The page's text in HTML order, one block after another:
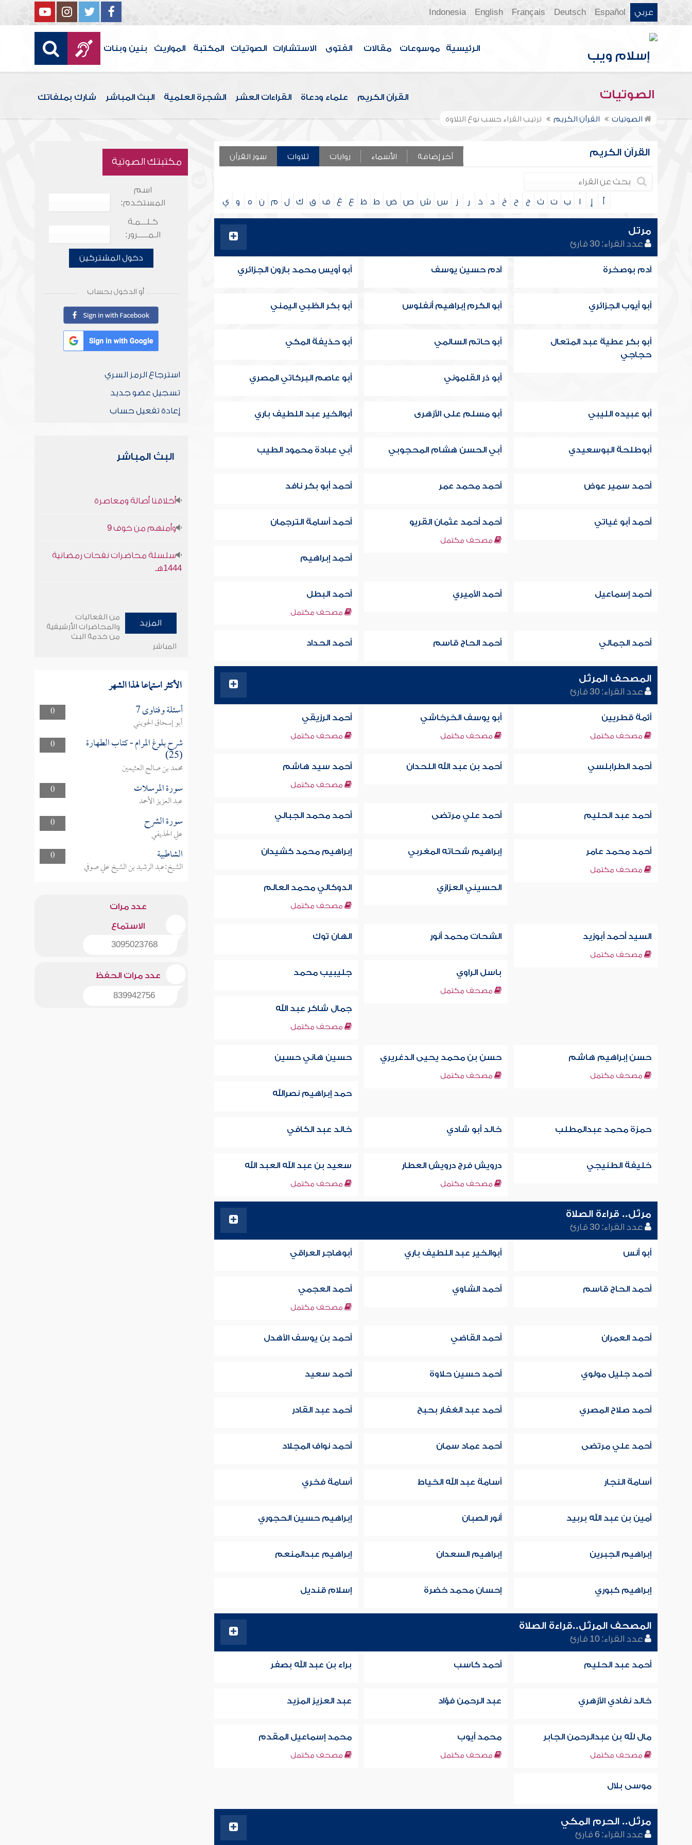
عربي Español
Deutsch
Français
English
Indonesia
الرئيسية موسوعات مقالات الفتوى الاستشارات الصوتيات المكتبة المواريث بنين وبنات
الصوتيات القرآن الكريم علماء ودعاة القراءات العشر الشجرة العلمية البث المباشر شارك بملفاتك
الصوتيات القرآن الكريم ترتيب القراء حسب نوع التلاوة
القرآن الكريم آخر إضافة الأسماء روايات تلاوات سور القرآن
أ إ ا ب ت ث ج ح خ د ذ ر ز س ش ص ض ط ظ ع غ ف ق ك ل م ن ه و ي
مرتل
عدد القراء: 30 قارئ
آدم بوصخرة آدم حسين يوسف أبو أويس محمد بازون الجزائري
أبو أيوب الجزائري أبو الكرم إبراهيم أنفلوس أبو بكر الظبي اليمني
أبو بكر عطية عبد المتعال
حجاجي
أبو حاتم السالمي أبو حذيفة المكي
أبو ذر القلموني أبو عاصم البركاتي المصري
أبو عبيده الليبي أبو مسلم على الأزهرى أبوالخير عبد اللطيف باري
أبوطلحة البوسعيدي أبي الحسن هشام المحجوبي أبي عبادة محمود الطيب
أحمد سمير عوض أحمد محمد عمر أحمد أبو بكر نافد
أحمد أبو غياتي أحمد أحمد عثمان القريو
مصحف مكتمل
أحمد أسامة الترجمان
أحمد إبراهيم
أحمد إسماعيل أحمد الأميري أحمد البطل
مصحف مكتمل
أحمد الجمالي أحمد الحاج قاسم أحمد الحداد
المصحف المرتّل
عدد القراء: 30 قارئ
أئمة قطريين
مصحف مكتمل
أبو يوسف الخرخاشي
مصحف مكتمل
أحمد الرزيقي
مصحف مكتمل
أحمد الطرابلسي أحمد بن عبد الله اللحدان‏ أحمد سيد هاشم
مصحف مكتمل
أحمد عبد الحليم أحمد علي مرتضى أحمد محمد الجبالي
أحمد محمد عامر
مصحف مكتمل
إبراهيم شحاته المغربي إبراهيم محمد كشيدان
الحسيني العزازي الدوكالي محمد العالم
مصحف مكتمل
السيد أحمد أبوزيد
مصحف مكتمل
الشحات محمد أنور الهان توك
باسل الراوي
مصحف مكتمل
جليبيب محمد
جمال شاكر عبد الله
مصحف مكتمل
حسن إبراهيم هاشم
مصحف مكتمل
حسن بن محمد يحيى الدغريري
مصحف مكتمل
حسين هاني حسين
حمد إبراهيم نصرالله
حمزة محمد عبدالمطلب خالد أبو شادي خالد عبد الكافي
خليفة الطنيجي درويش فرج درويش العطار
مصحف مكتمل
سعيد بن عبد الله العبد الله
مصحف مكتمل
مرتّل.. قراءة الصلاة
عدد القراء: 30 قارئ
أبو أنس أبوالخير عبد اللطيف باري أبوهاجر العراقي
أحمد الحاج قاسم أحمد الشاوي أحمد العجمي
مصحف مكتمل
أحمد العمران أحمد القاضي أحمد بن يوسف الأهدل
أحمد جليل مولوي أحمد حسين حلاوة أحمد سعيد
أحمد صلاح المصري أحمد عبد الغفار بحبح أحمد عبد القادر
أحمد علي مرتضى أحمد عماد سمان أحمد نواف المجلاد
أسامة النجار أسامة عبد الله الخياط أسامة فخري
أمين بن عبد الله بربيد أنور الصبان إبراهيم حسين الحجوري
إبراهيم الجبرين إبراهيم السعدان إبراهيم عبدالمنعم
إبراهيم كبوري إحسان محمد خضرة إسلام قنديل
المصحف المرتّل..قراءة الصلاة
عدد القراء: 10 قارئ
أحمد عبد الحليم أحمد كاسب براء بن عبد الله بصفر
خالد نفادي الأزهري عبد الرحمن فؤاد عبد العزيز المزيد
مال لله بن عبدالرحمن الجابر
مصحف مكتمل
محمد أيوب
مصحف مكتمل
محمد إسماعيل المقدم
مصحف مكتمل
موسى بلال
مرتّل.. الحرم المكي
عدد القراء: 6 قارئ
مكتبتك الصوتية
اسم
المستخدم:
كـلـــمـة
الـمـــــرور:
دخول المشتركين
أو الدخول بحساب
استرجاع الرمز السري
تسجيل عضو جديد
إعادة تفعيل حساب
البث المباشر
أخلاقنا أصالة ومعاصرة
وأمنهم من خوف 9
سلسلة محاضرات نفحات رمضانية
1444هـ
المزيد
من الفعاليات
والمحاضرات الأرشيفية
من خدمة البث
المباشر
الأكثر استماعا لهذا الشهر
0 أسئلة وفتاوى 7
أبو إسحاق الحويني
0
شرح بلوغ المرام - كتاب الطهارة
(25)
محمد بن صالح العثيمين
0
سورة المرسلات
عبد العزيز الأحمد
0
سورة الشرح
علي الحذيفي
0
الشاطبية
الشيخ:عبد الرشيد بن الشيخ علي صوفي
عدد مرات
الاستماع
3095023768
عدد مرات الحفظ
839942756